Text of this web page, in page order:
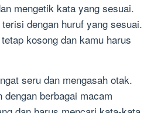
mengetik kata yang sesuai.
dengan huruf yang sesuai.
kosong dan kamu harus
seru dan mengasah otak.
dengan berbagai macam